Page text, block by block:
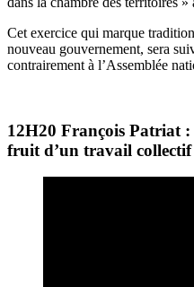
Cet exercice qui marque
nouveau gouvernement, sera
contrairement à l’Assemblée
12H20 François Patriat
fruit d’un travail collectif